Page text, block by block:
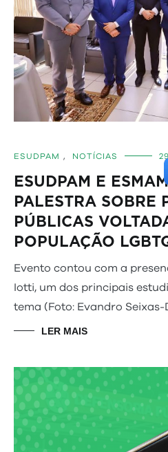
ESUDPAM , NOTÍCIAS
ESUDPAM E
PALESTRA SOBRE
PÚBLICAS
POPULAÇÃO
Evento contou com a
Iotti, um dos principais
tema (Foto: Evandro Seixas-
LER MAIS